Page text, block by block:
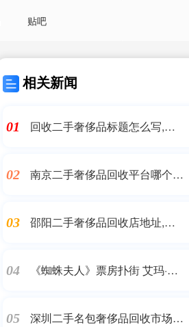
贴吧
相关新闻
01
回收二手奢侈品标题怎么写,想
02
南京二手奢侈品回收平台哪个靠
03
邵阳二手奢侈品回收店地址,有
04
《蜘蛛夫人》票房扑街 艾玛·罗
05
深圳二手名包奢侈品回收市场价